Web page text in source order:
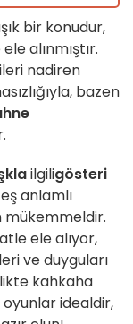
bir konudur,
alınmıştır.
nadiren
bazen
ilgiligösteri
anlamlı
mükemmeldir.
ele alıyor,
ve duyguları
kahkaha
idealdir,